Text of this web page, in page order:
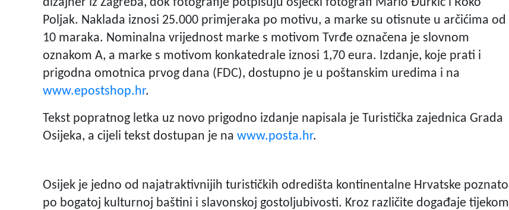
dizajner iz Zagreba, dok fotografije potpisuju osječki fotografi Mario Đurkić i Roko
Poljak. Naklada iznosi 25.000 primjeraka po motivu, a marke su otisnute u arčićima od
10 maraka. Nominalna vrijednost marke s motivom Tvrđe označena je slovnom
oznakom A, a marke s motivom konkatedrale iznosi 1,70 eura. Izdanje, koje prati i
prigodna omotnica prvog dana (FDC), dostupno je u poštanskim uredima i na
www.epostshop.hr.
Tekst popratnog letka uz novo prigodno izdanje napisala je Turistička zajednica Grada
Osijeka, a cijeli tekst dostupan je na www.posta.hr.
Osijek je jedno od najatraktivnijih turističkih odredišta kontinentalne Hrvatske poznato
po bogatoj kulturnoj baštini i slavonskoj gostoljubivosti. Kroz različite događaje tijekom